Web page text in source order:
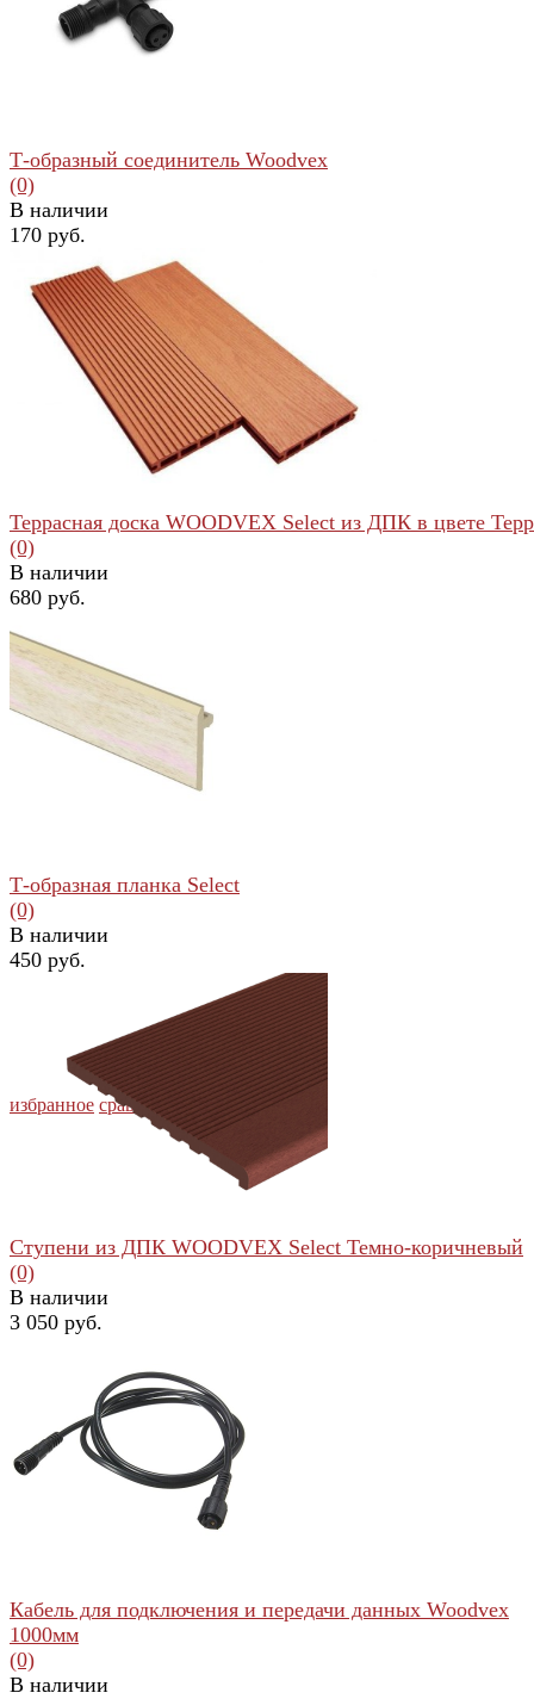
избранное сравнить
избранное сравнить
Т-образный соединитель Woodvex
(0)
В наличии
170 руб.
избранное сравнить
Террасная доска WOODVEX Select из ДПК в цвете
(0)
В наличии
680 руб.
избранное сравнить
Т-образная планка Select
(0)
В наличии
450 руб.
избранное сравнить
Ступени из ДПК WOODVEX Select Темно-коричневый
(0)
В наличии
3 050 руб.
Кабель для подключения и передачи данных Woodvex
1000мм
(0)
В наличии